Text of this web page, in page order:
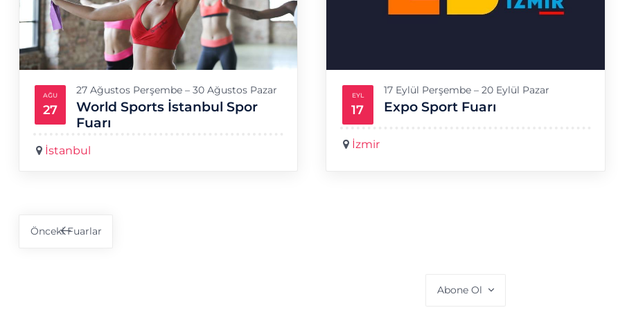
Photo
View
AĞU
27
World Sports İstanbul Spor
Fuarı
27 Ağustos Perşembe – 30 Ağustos Pazar
İstanbul
EYL
17 Expo Sport Fuarı
17 Eylül Perşembe – 20 Eylül Pazar
İzmir
ÖncekiFuarlar
Abone Ol